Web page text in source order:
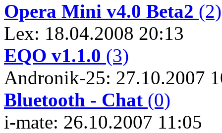
Opera Mini v4.0 Beta2 (2)
Lex: 18.04.2008 20:13
EQO v1.1.0 (3)
Andronik-25: 27.10.2007
Bluetooth - Chat (0)
i-mate: 26.10.2007 11:05